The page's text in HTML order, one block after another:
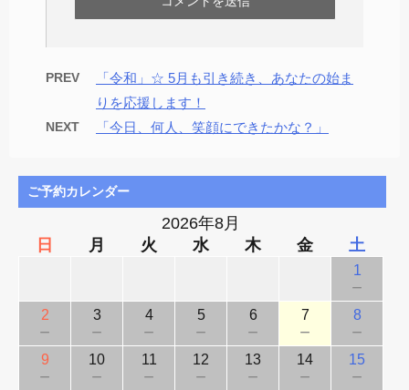
PREV
「令和」☆ 5月も引き続き、あなたの始ま
りを応援します！
NEXT 「今日、何人、笑顔にできたかな？」
ご予約カレンダー
2026年8月
日
月 火 水 木 金 土
1
－
2
－
3
－
4
－
5
－
6
－
7
－
8
－
9
－
10
－
11
－
12
－
13
－
14
－
15
－